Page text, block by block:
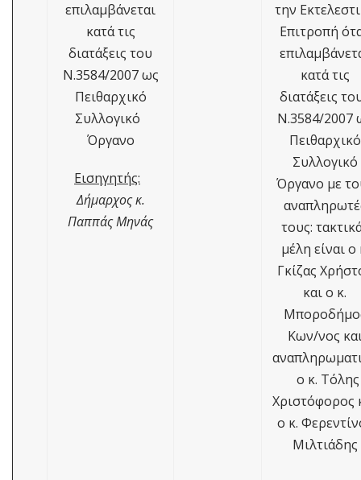
επιλαμβάνεται
κατά τις
διατάξεις του
Ν.3584/2007 ως
Πειθαρχικό
Συλλογικό
Όργανο
Εισηγητής:
Δήμαρχος κ.
Παππάς Μηνάς
την
Επιτροπή
κατά τις
διατάξεις
Ν.3584/2007
Πειθαρχικό
Συλλογικό
Όργανο με
τους:
μέλη είναι ο
Γκίζας
και ο κ.
Κων/νος
ο κ. Τόλης
Χριστόφορος
ο κ.
Μιλτιάδης